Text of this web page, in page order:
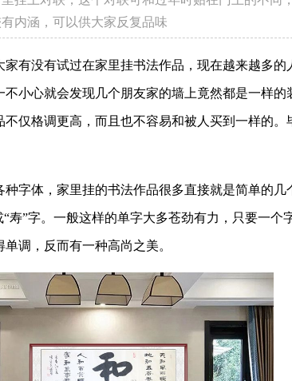
内涵，可以供大家反复品味
家有没有试过在家里挂书法作品，现在越来越多
不小心就会发现几个朋友家的墙上竟然都是一样
不仅格调更高，而且也不容易和被人买到一样的
种字体，家里挂的书法作品很多直接就是简单的
“寿”字。一般这样的单字大多苍劲有力，只要一
单调，反而有一种高尚之美。